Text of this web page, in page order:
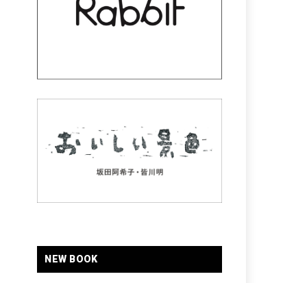
NEW BOOK